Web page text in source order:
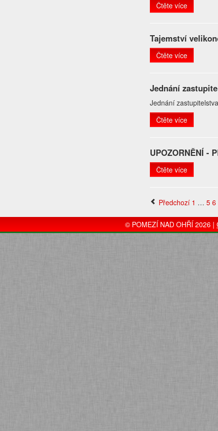
Čtěte více
Tajemství
Čtěte více
Jednání
Jednání
Čtěte více
UPOZORNĚNÍ -
Čtěte více
Předchozí 1 … 5 6
© POMEZÍ NAD OHŘÍ 2026 |